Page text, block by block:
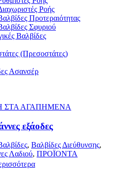
Ροής
Προτεραιότητας
Σφυριού
Βαλβίδες
(Πρεσοστάτες)
Ασανσέρ
ΣΤΑ ΑΓΑΠΗΜΕΝΑ
εξάοδες
, Βαλβίδες Διεύθυνσης,
Λαδιού, ΠΡΟΪΟΝΤΑ